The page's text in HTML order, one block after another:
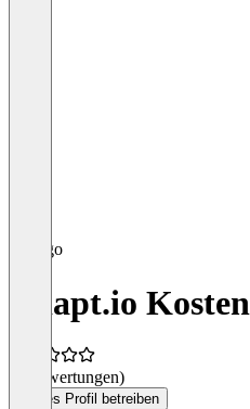
Adapt.io Kosten
(0 Bewertungen)
Dieses Profil betreiben